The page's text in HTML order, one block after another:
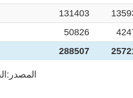
288507
131403
50826